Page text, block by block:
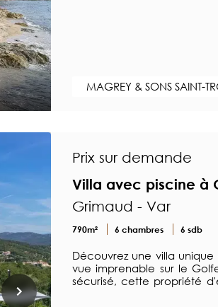
MAGREY & SONS SAINT-
Prix sur demande
Villa avec piscine à
Grimaud - Var
790m² 6 chambres 6 sdb
Découvrez une villa
vue imprenable sur le
sécurisé, cette propriété